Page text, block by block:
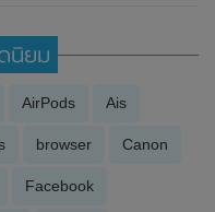
นิยม
AirPods Ais
browser Canon
Facebook